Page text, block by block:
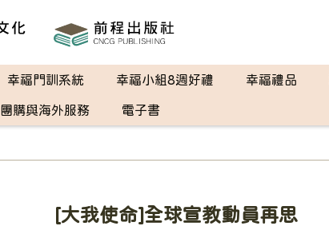
幸福門訓系統 幸福小組8週好禮 幸福禮品
團購與海外服務 電子書
[大我使命]全球宣教動員再思